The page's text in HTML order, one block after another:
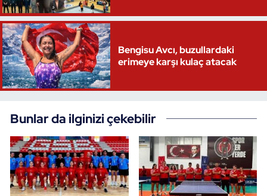
Bengisu Avcı, buzullardaki
erimeye karşı kulaç atacak
Bunlar da ilginizi çekebilir